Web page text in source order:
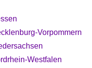
Vorpommern
Westfalen